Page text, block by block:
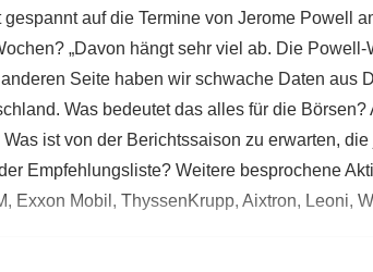
auf die Termine von Jerome Powell
„Davon hängt sehr viel ab. Die Powell-
Seite haben wir schwache Daten aus
Was bedeutet das alles für die
ist von der Berichtssaison zu erwarten,
Empfehlungsliste? Weitere besprochene
Exxon Mobil, ThyssenKrupp, Aixtron, Leoni,